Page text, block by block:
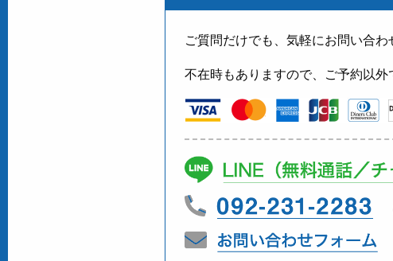
ご質問だけでも、気軽にお問い合わ
不在時もありますので、ご予約以外